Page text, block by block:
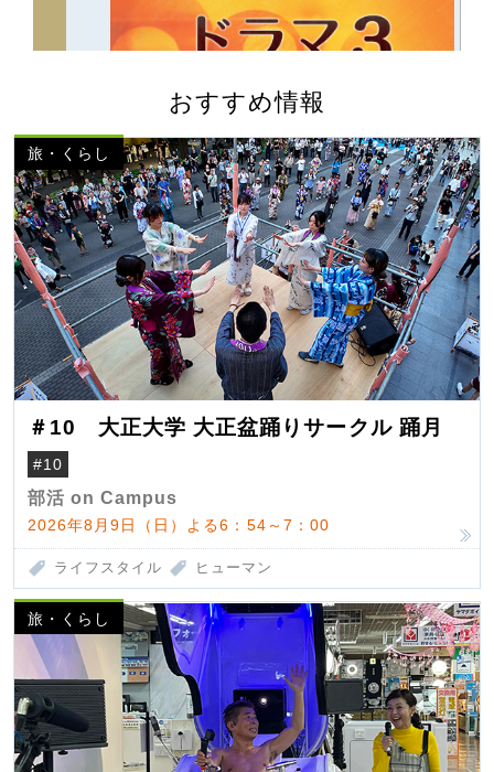
おすすめ情報
旅・くらし
＃10 大正大学 大正盆踊りサークル 踊月
#10
部活 on Campus
2026年8月9日（日）よる6：54～7：00
ライフスタイル ヒューマン
旅・くらし